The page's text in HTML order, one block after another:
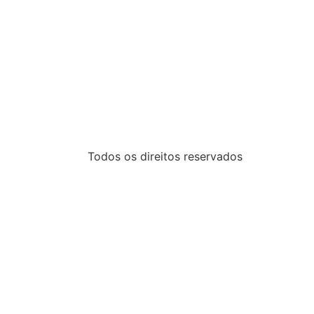
Todos os direitos reservados